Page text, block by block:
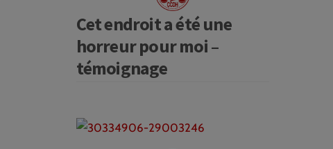
Cet endroit a été une
horreur pour moi –
témoignage